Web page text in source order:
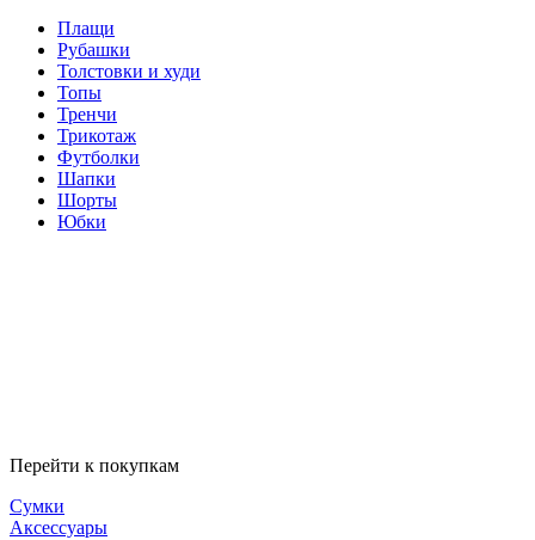
Плащи
Рубашки
Толстовки и худи
Топы
Тренчи
Трикотаж
Футболки
Шапки
Шорты
Юбки
Перейти к покупкам
Сумки
Аксессуары